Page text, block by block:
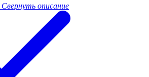
Свернуть описание